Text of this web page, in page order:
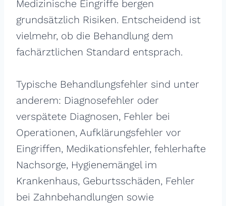
Medizinische Eingriffe bergen
grundsätzlich Risiken. Entscheidend ist
vielmehr, ob die Behandlung dem
fachärztlichen Standard entsprach.
Typische Behandlungsfehler sind unter
anderem: Diagnosefehler oder
verspätete Diagnosen, Fehler bei
Operationen, Aufklärungsfehler vor
Eingriffen, Medikationsfehler, fehlerhafte
Nachsorge, Hygienemängel im
Krankenhaus, Geburtsschäden, Fehler
bei Zahnbehandlungen sowie